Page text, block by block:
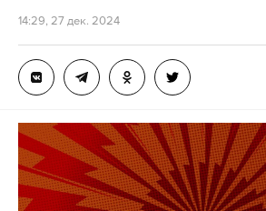
14:29, 27 дек. 2024